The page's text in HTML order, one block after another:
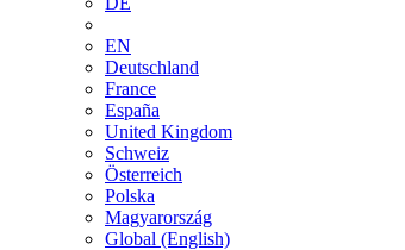
EN
Deutschland
France
España
United Kingdom
Schweiz
Österreich
Polska
Magyarország
Global (English)